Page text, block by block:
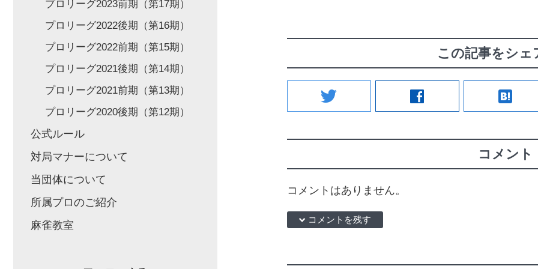
この記事をシェ
twitter facebook hatenabookmark
コメント
コメントはありません。
down コメントを残す
プロリーグ2023前期（第17期）
プロリーグ2022後期（第16期）
プロリーグ2022前期（第15期）
プロリーグ2021後期（第14期）
プロリーグ2021前期（第13期）
プロリーグ2020後期（第12期）
公式ルール
対局マナーについて
当団体について
所属プロのご紹介
麻雀教室